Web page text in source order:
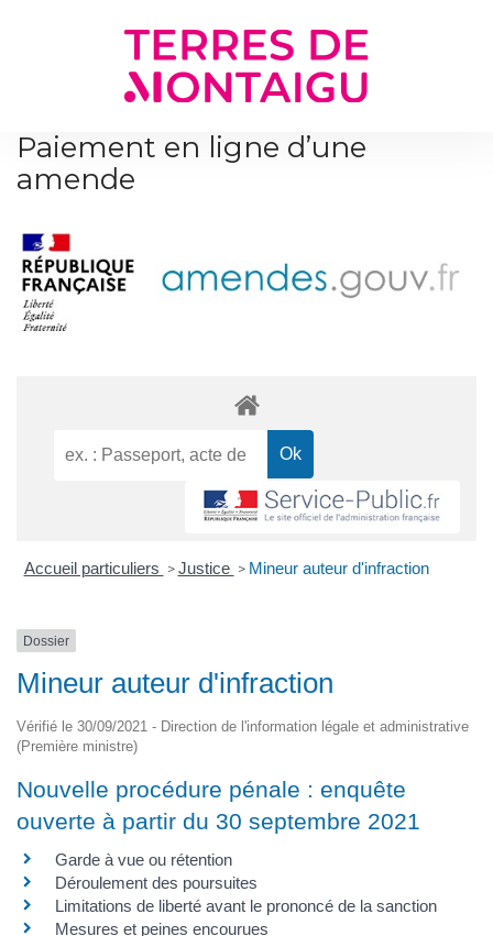
Paiement en ligne d’une
amende
Accueil particuliers > Justice > Mineur auteur d'infraction
Dossier
Mineur auteur d'infraction
Vérifié le 30/09/2021 - Direction de l'information légale et administrative
(Première ministre)
Nouvelle procédure pénale : enquête
ouverte à partir du 30 septembre 2021
Garde à vue ou rétention
Déroulement des poursuites
Limitations de liberté avant le prononcé de la sanction
Mesures et peines encourues